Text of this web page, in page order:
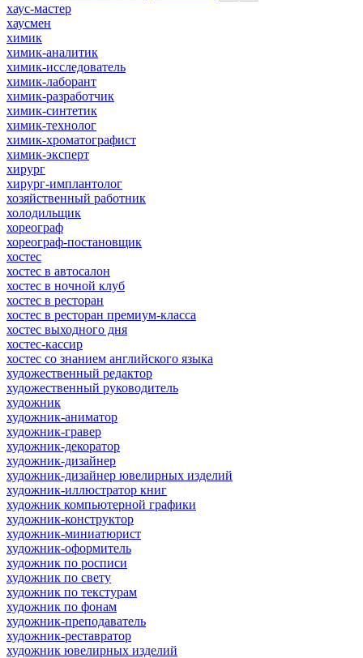
хаус-мастер
хаусмен
химик
химик-аналитик
химик-исследователь
химик-лаборант
химик-разработчик
химик-синтетик
химик-технолог
химик-хроматографист
химик-эксперт
хирург
хирург-имплантолог
хозяйственный работник
холодильщик
хореограф
хореограф-постановщик
хостес
хостес в автосалон
хостес в ночной клуб
хостес в ресторан
хостес в ресторан премиум-класса
хостес выходного дня
хостес-кассир
хостес со знанием английского языка
художественный редактор
художественный руководитель
художник
художник-аниматор
художник-гравер
художник-декоратор
художник-дизайнер
художник-дизайнер ювелирных изделий
художник-иллюстратор книг
художник компьютерной графики
художник-конструктор
художник-миниатюрист
художник-оформитель
художник по росписи
художник по свету
художник по текстурам
художник по фонам
художник-преподаватель
художник-реставратор
художник ювелирных изделий